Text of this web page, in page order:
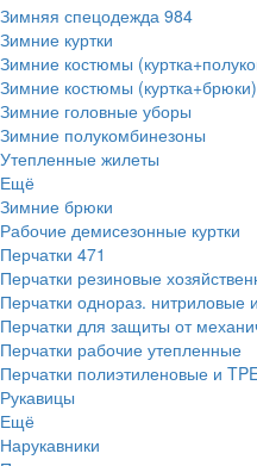
Зимняя спецодежда 984
Зимние куртки
Зимние костюмы
Зимние костюмы (куртка+брюки)
Зимние головные уборы
Зимние полукомбинезоны
Утепленные жилеты
Ещё
Зимние брюки
Рабочие демисезонные куртки
Перчатки 471
Перчатки резиновые
Перчатки однораз. нитриловые
Перчатки для защиты от
Перчатки рабочие утепленные
Перчатки полиэтиленовые и
Рукавицы
Ещё
Нарукавники